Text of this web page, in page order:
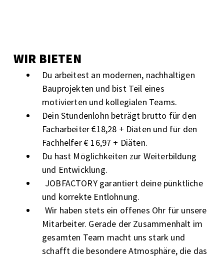
WIR BIETEN
Du arbeitest an modernen, nachhaltigen
Bauprojekten und bist Teil eines
motivierten und kollegialen Teams.
Dein Stundenlohn beträgt brutto für den
Facharbeiter €18,28 + Diäten und für den
Fachhelfer € 16,97 + Diäten.
Du hast Möglichkeiten zur Weiterbildung
und Entwicklung.
JOBFACTORY garantiert deine pünktliche
und korrekte Entlohnung.
Wir haben stets ein offenes Ohr für unsere
Mitarbeiter. Gerade der Zusammenhalt im
gesamten Team macht uns stark und
schafft die besondere Atmosphäre, die das